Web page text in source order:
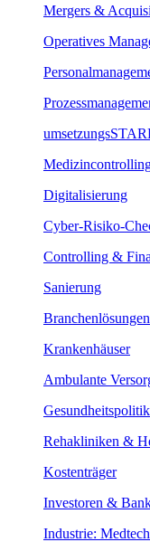
Mergers &
Operatives
Digitalisierung
Cyber-Risiko-
Controlling &
Sanierung
Branchenlösungen
Krankenhäuser
Ambulante
Gesundheitspolitik
Rehakliniken &
Kostenträger
Investoren &
Industrie: